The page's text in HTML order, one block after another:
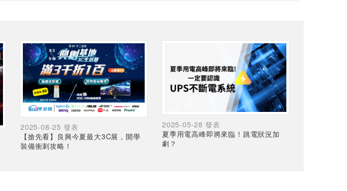
2025-08-25 發表
【搶先看】良興今夏最大3C展，開學
裝備衝刺攻略！
2025-05-28 發表
夏季用電高峰即將來臨！跳電狀況加
劇？